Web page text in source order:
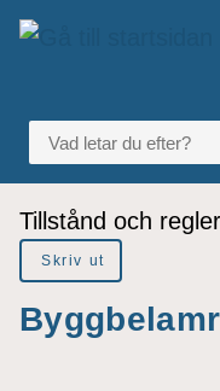
Gå till innehåll
till sidomeny
VAD LETAR DU EFTER?
Du är här:
Tillstånd och regler
Skriv ut